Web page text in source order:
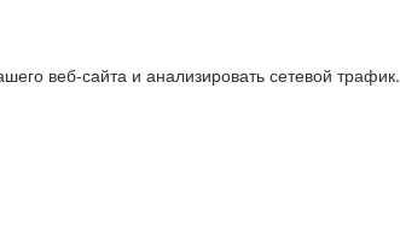
веб-сайта и анализировать сетевой трафик.